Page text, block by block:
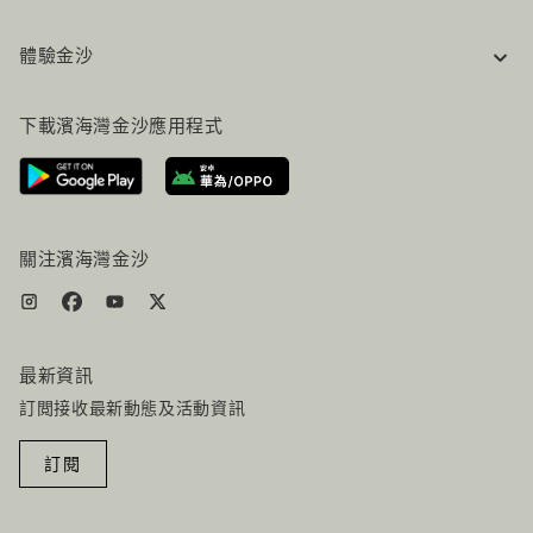
工作機會
聯絡我們
體驗金沙
行程規劃
路線指引
服務設施
下載濱海灣金沙應用程式
關注濱海灣金沙
最新資訊
訂閲接收最新動態及活動資訊
訂閱